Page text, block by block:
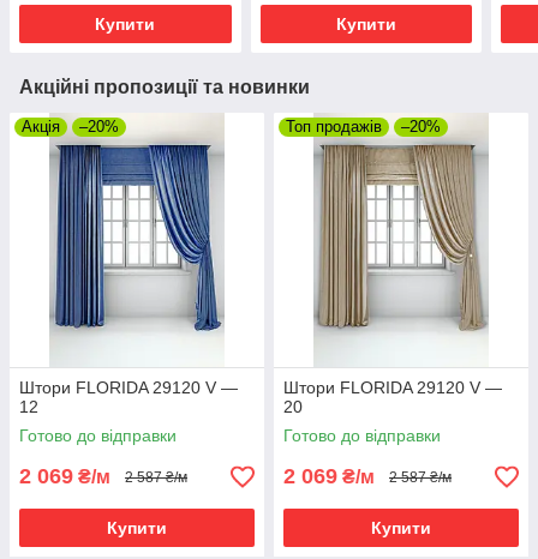
Купити Купити
Акційні пропозиції та новинки
Акція –20%
Штори FLORIDA 29120 V —
12
Готово до відправки
2 069 ₴/м 2 587 ₴/м
Купити
Топ продажів –20%
Штори FLORIDA 29120 V —
20
Готово до відправки
2 069 ₴/м 2 587 ₴/м
Купити